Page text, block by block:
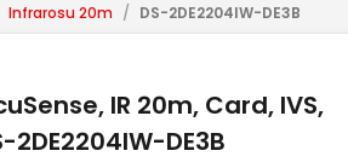
Infrarosu 20m / DS-2DE2204IW-DE3B
IR 20m, Card, IVS,
DE3B